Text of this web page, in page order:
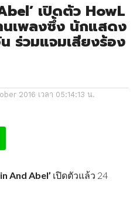
เปิดตัว HowL
นเพลงซึ้ง นักแสดง
ร่วมแจมเสียงร้อง
2016 เวลา 05:14:13 น.
And Abel’ เปิดตัวแล้ว 24